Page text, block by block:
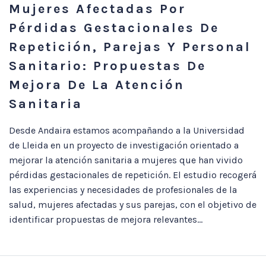
Mujeres Afectadas Por
Pérdidas Gestacionales De
Repetición, Parejas Y Personal
Sanitario: Propuestas De
Mejora De La Atención
Sanitaria
Desde Andaira estamos acompañando a la Universidad
de Lleida en un proyecto de investigación orientado a
mejorar la atención sanitaria a mujeres que han vivido
pérdidas gestacionales de repetición. El estudio recogerá
las experiencias y necesidades de profesionales de la
salud, mujeres afectadas y sus parejas, con el objetivo de
identificar propuestas de mejora relevantes...